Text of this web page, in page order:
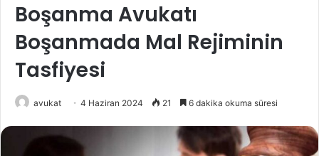
Boşanma Avukatı
Boşanmada Mal Rejiminin
Tasfiyesi
avukat 4 Haziran 2024 21 6 dakika okuma süresi